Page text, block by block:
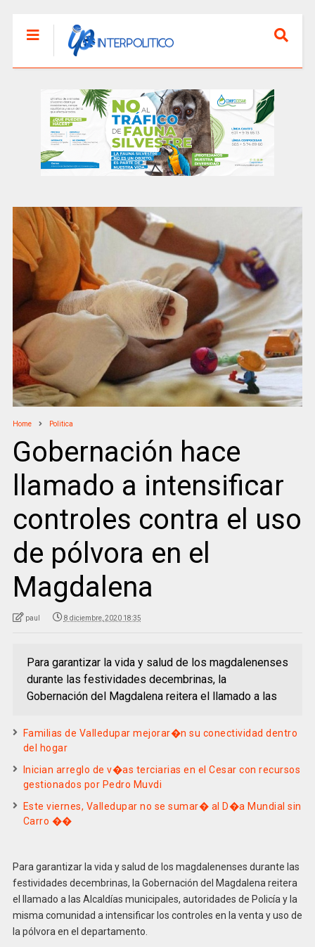
Home Politica
Gobernación hace
llamado a intensificar
controles contra el uso
de pólvora en el
Magdalena
paul 8 diciembre, 2020 18:35
Para garantizar la vida y salud de los magdalenenses
durante las festividades decembrinas, la
Gobernación del Magdalena reitera el llamado a las
Familias de Valledupar mejorar�n su conectividad dentro
del hogar
Inician arreglo de v�as terciarias en el Cesar con recursos
gestionados por Pedro Muvdi
Este viernes, Valledupar no se sumar� al D�a Mundial sin
Carro ��
Para garantizar la vida y salud de los magdalenenses durante las
festividades decembrinas, la Gobernación del Magdalena reitera
el llamado a las Alcaldías municipales, autoridades de Policía y la
misma comunidad a intensificar los controles en la venta y uso de
la pólvora en el departamento.